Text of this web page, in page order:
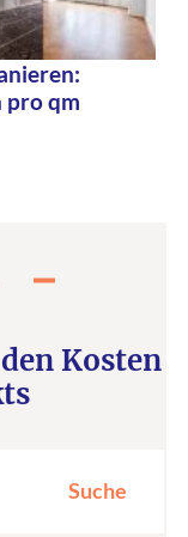
pro qm
Kosten
Suche